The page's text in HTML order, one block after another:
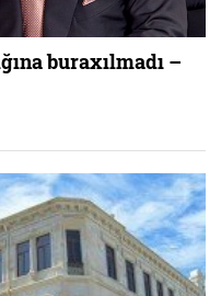
buraxılmadı –